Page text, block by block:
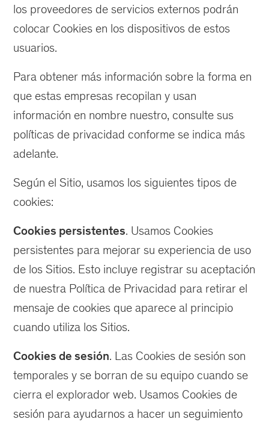
los proveedores de servicios externos podrán
colocar Cookies en los dispositivos de estos
usuarios.
Para obtener más información sobre la forma en
que estas empresas recopilan y usan
información en nombre nuestro, consulte sus
políticas de privacidad conforme se indica más
adelante.
Según el Sitio, usamos los siguientes tipos de
cookies:
Cookies persistentes. Usamos Cookies
persistentes para mejorar su experiencia de uso
de los Sitios. Esto incluye registrar su aceptación
de nuestra Política de Privacidad para retirar el
mensaje de cookies que aparece al principio
cuando utiliza los Sitios.
Cookies de sesión. Las Cookies de sesión son
temporales y se borran de su equipo cuando se
cierra el explorador web. Usamos Cookies de
sesión para ayudarnos a hacer un seguimiento